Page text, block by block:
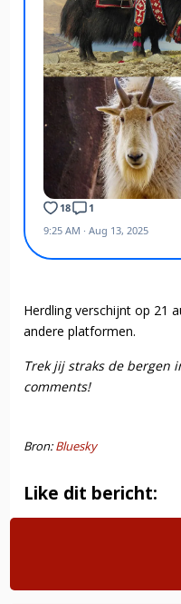
Herdling verschijnt op 21
andere platformen.
Trek jij straks de bergen
comments!
Bron:Bluesky
Like dit bericht: